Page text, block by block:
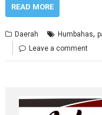
READ MORE
Daerah Humbahas,
Leave a comment